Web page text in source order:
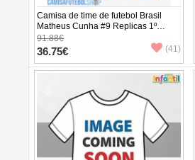
Camisa de time de futebol Brasil
Matheus Cunha #9 Replicas 1º
Equipamento Infantil Mundo 2026
Manga Curta (+ Calças curtas)
91.88€
36.75€ (41)